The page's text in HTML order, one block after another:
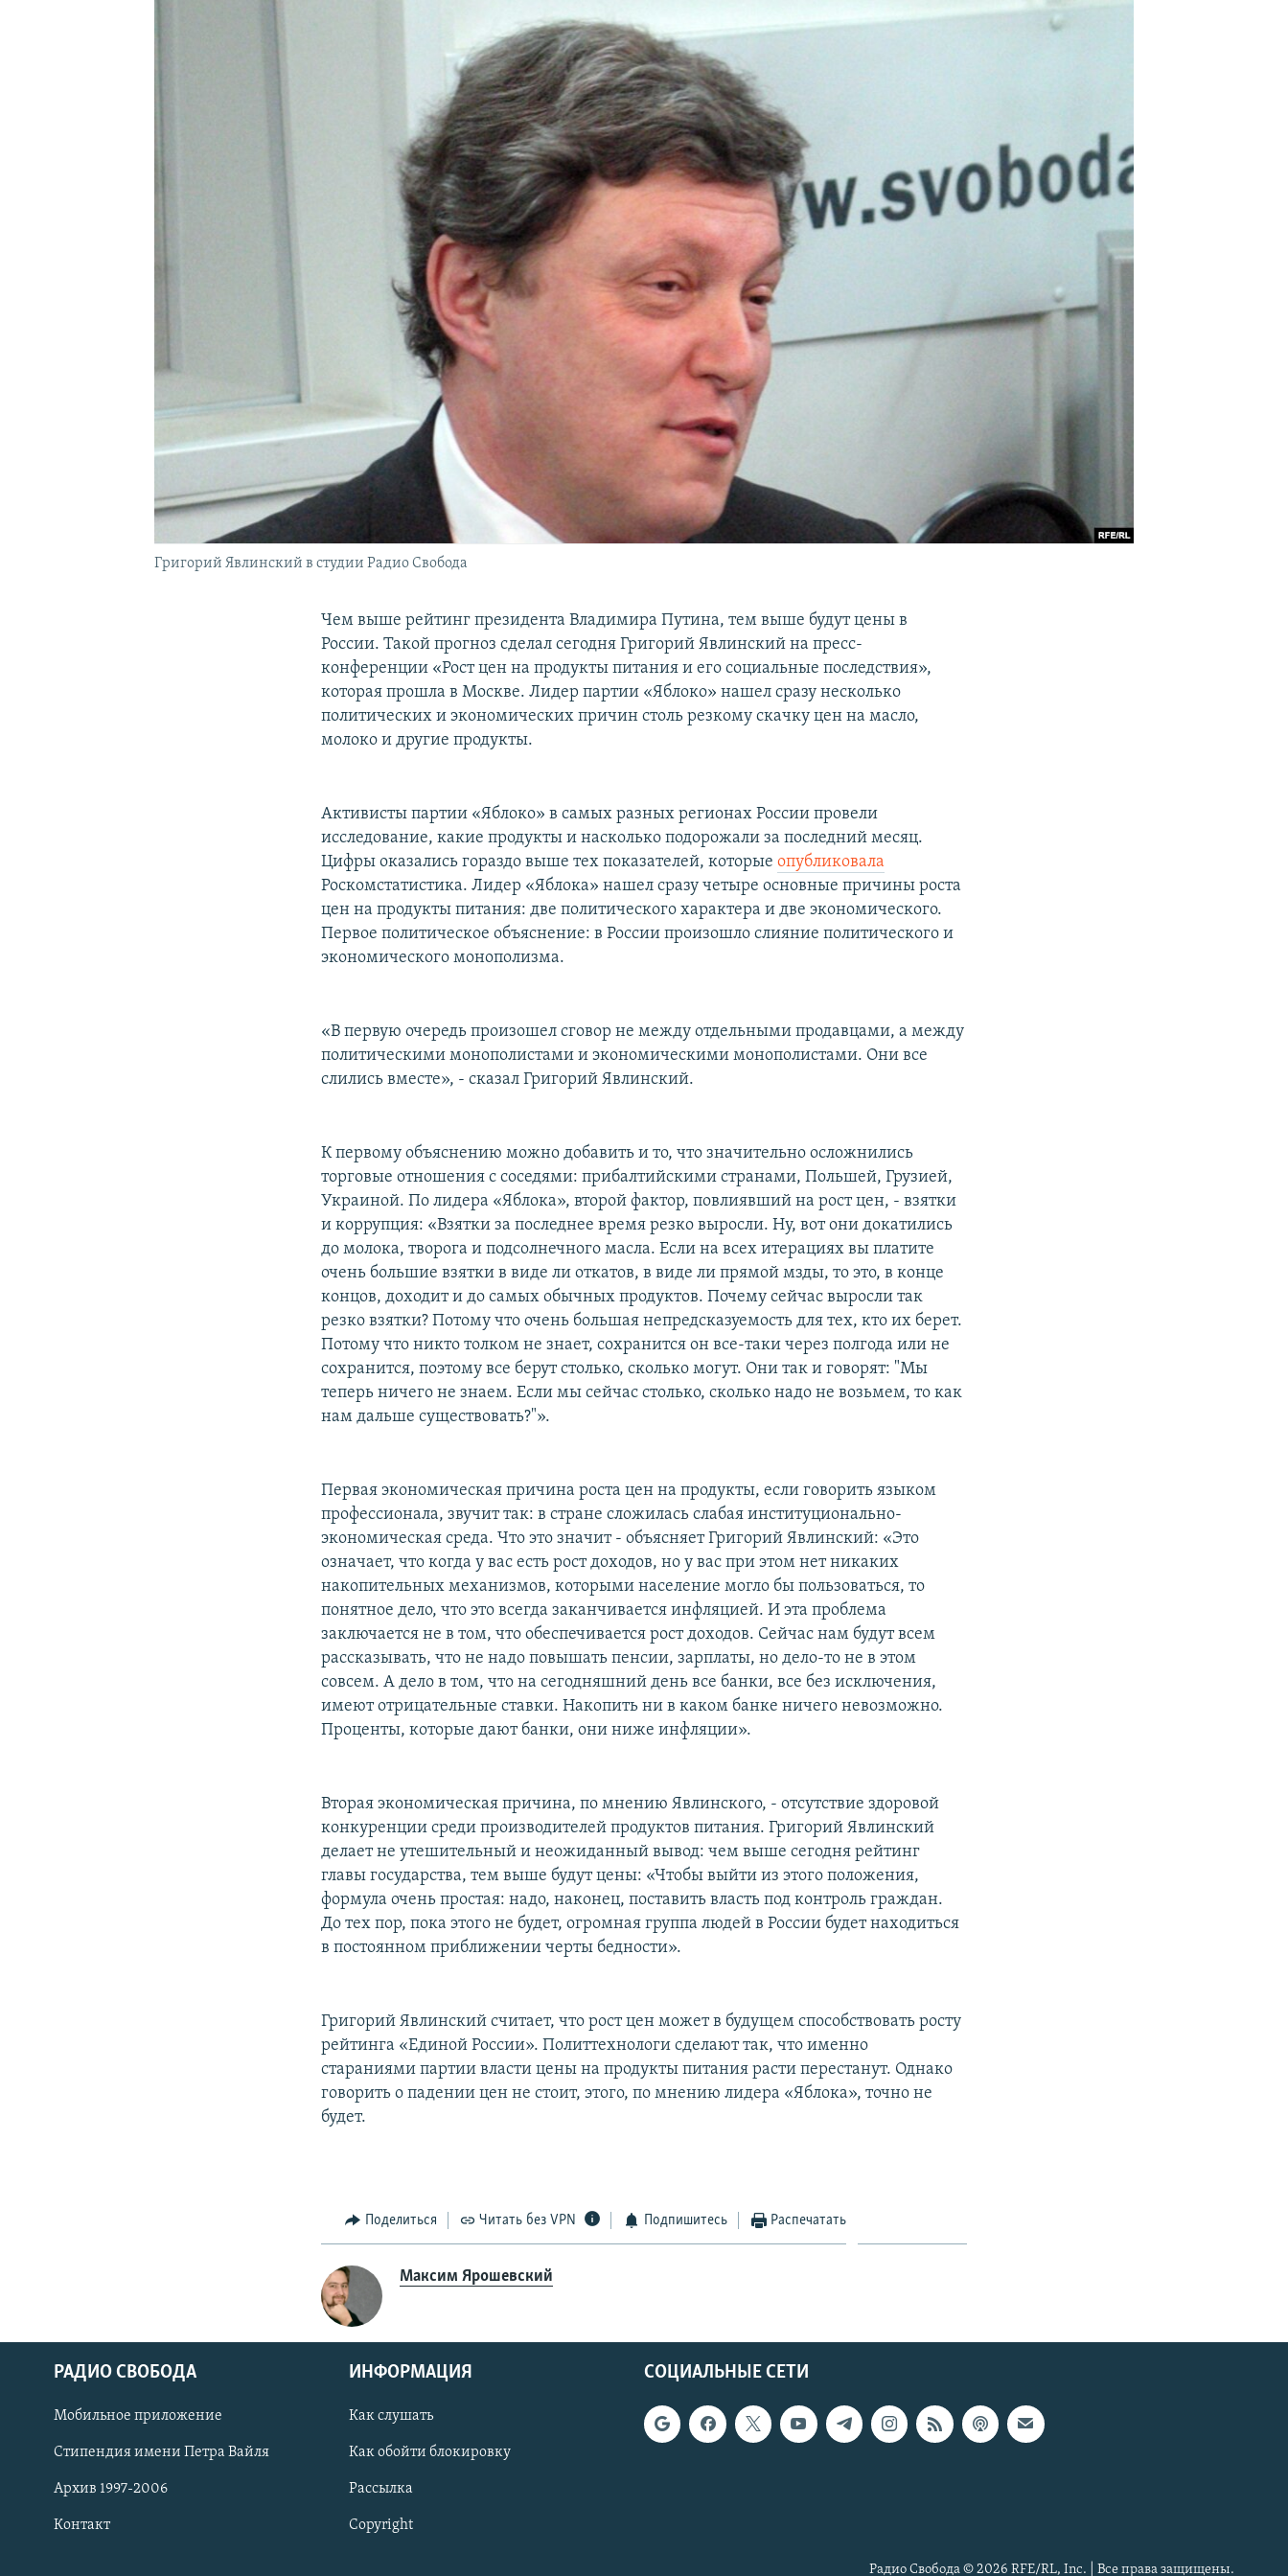
СОЦИАЛЬНЫЕ СЕТИ
Григорий Явлинский в студии Радио Свобода
Чем выше рейтинг президента Владимира Путина, тем выше будут цены в
России. Такой прогноз сделал сегодня Григорий Явлинский на пресс-
конференции «Рост цен на продукты питания и его социальные последствия»,
которая прошла в Москве. Лидер партии «Яблоко» нашел сразу несколько
политических и экономических причин столь резкому скачку цен на масло,
молоко и другие продукты.
Активисты партии «Яблоко» в самых разных регионах России провели
исследование, какие продукты и насколько подорожали за последний месяц.
Цифры оказались гораздо выше тех показателей, которыеопубликовала
Роскомстатистика. Лидер «Яблока» нашел сразу четыре основные причины роста
цен на продукты питания: две политического характера и две экономического.
Первое политическое объяснение: в России произошло слияние политического и
экономического монополизма.
«В первую очередь произошел сговор не между отдельными продавцами, а между
политическими монополистами и экономическими монополистами. Они все
слились вместе», - сказал Григорий Явлинский.
К первому объяснению можно добавить и то, что значительно осложнились
торговые отношения с соседями: прибалтийскими странами, Польшей, Грузией,
Украиной. По лидера «Яблока», второй фактор, повлиявший на рост цен, - взятки
и коррупция: «Взятки за последнее время резко выросли. Ну, вот они докатились
до молока, творога и подсолнечного масла. Если на всех итерациях вы платите
очень большие взятки в виде ли откатов, в виде ли прямой мзды, то это, в конце
концов, доходит и до самых обычных продуктов. Почему сейчас выросли так
резко взятки? Потому что очень большая непредсказуемость для тех, кто их берет.
Потому что никто толком не знает, сохранится он все-таки через полгода или не
сохранится, поэтому все берут столько, сколько могут. Они так и говорят: "Мы
теперь ничего не знаем. Если мы сейчас столько, сколько надо не возьмем, то как
нам дальше существовать?"».
Первая экономическая причина роста цен на продукты, если говорить языком
профессионала, звучит так: в стране сложилась слабая институционально-
экономическая среда. Что это значит - объясняет Григорий Явлинский: «Это
означает, что когда у вас есть рост доходов, но у вас при этом нет никаких
накопительных механизмов, которыми население могло бы пользоваться, то
понятное дело, что это всегда заканчивается инфляцией. И эта проблема
заключается не в том, что обеспечивается рост доходов. Сейчас нам будут всем
рассказывать, что не надо повышать пенсии, зарплаты, но дело-то не в этом
совсем. А дело в том, что на сегодняшний день все банки, все без исключения,
имеют отрицательные ставки. Накопить ни в каком банке ничего невозможно.
Проценты, которые дают банки, они ниже инфляции».
Вторая экономическая причина, по мнению Явлинского, - отсутствие здоровой
конкуренции среди производителей продуктов питания. Григорий Явлинский
делает не утешительный и неожиданный вывод: чем выше сегодня рейтинг
главы государства, тем выше будут цены: «Чтобы выйти из этого положения,
формула очень простая: надо, наконец, поставить власть под контроль граждан.
До тех пор, пока этого не будет, огромная группа людей в России будет находиться
в постоянном приближении черты бедности».
Григорий Явлинский считает, что рост цен может в будущем способствовать росту
рейтинга «Единой России». Политтехнологи сделают так, что именно
стараниями партии власти цены на продукты питания расти перестанут. Однако
говорить о падении цен не стоит, этого, по мнению лидера «Яблока», точно не
будет.
Поделиться Читать без VPN Подпишитесь Распечатать
Максим Ярошевский
СОЦИАЛЬНЫЕ СЕТИ
РАДИО СВОБОДА
Мобильное приложение
Стипендия имени Петра Вайля
Архив 1997-2006
Контакт
ИНФОРМАЦИЯ
Как слушать
Как обойти блокировку
Рассылка
Copyright
Радио Свобода © 2026 RFE/RL, Inc. | Все права защищены.